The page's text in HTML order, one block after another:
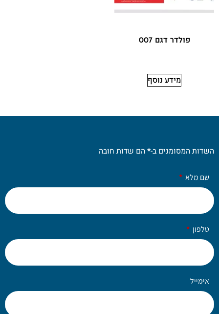
פולדר דגם 007
מידע נוסף
השדות המסומנים ב-*הם שדות חובה
שם מלא
טלפון
אימייל